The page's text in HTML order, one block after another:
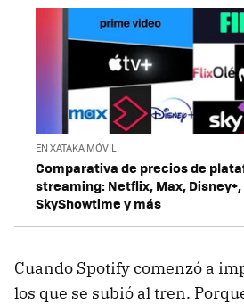
EN XATAKA MÓVIL
Comparativa de precios de
streaming: Netflix, Max,
SkyShowtime y más
Cuando Spotify comenzó a
los que se subió al tren.